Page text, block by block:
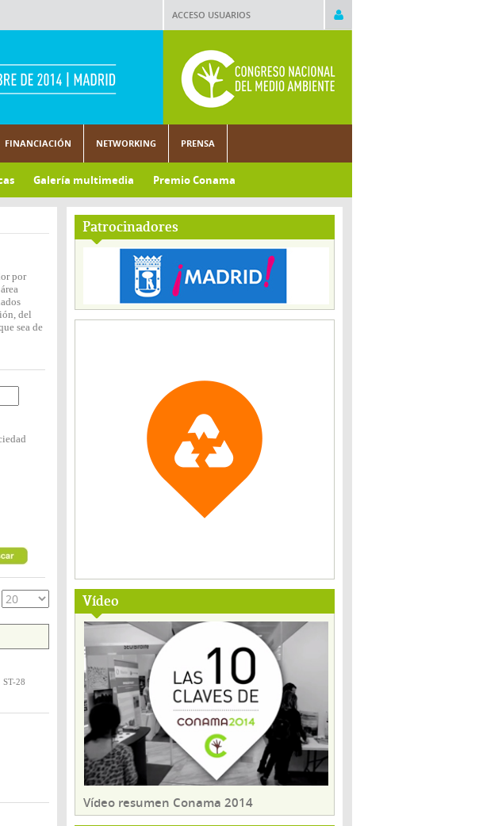
ACCESO USUARIOS
FINANCIACIÓN NETWORKING PRENSA
Galería multimedia Premio Conama
Patrocinadores
Vídeo
Vídeo resumen Conama 2014
por
del
sea de
ST-28